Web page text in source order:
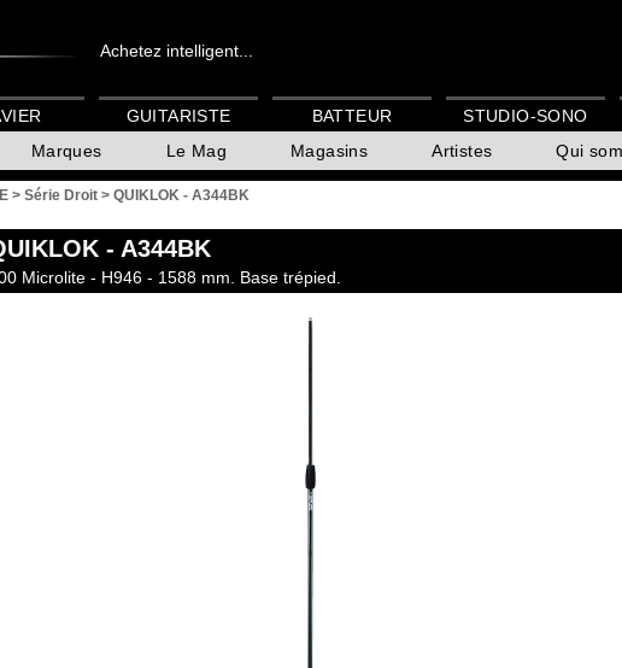
Achetez intelligent...
Marques Le Mag Magasins Artistes Qui
GUITARISTE BATTEUR STUDIO-SONO
> Série Droit > QUIKLOK - A344BK
- A344BK
Microlite - H946 - 1588 mm. Base trépied.